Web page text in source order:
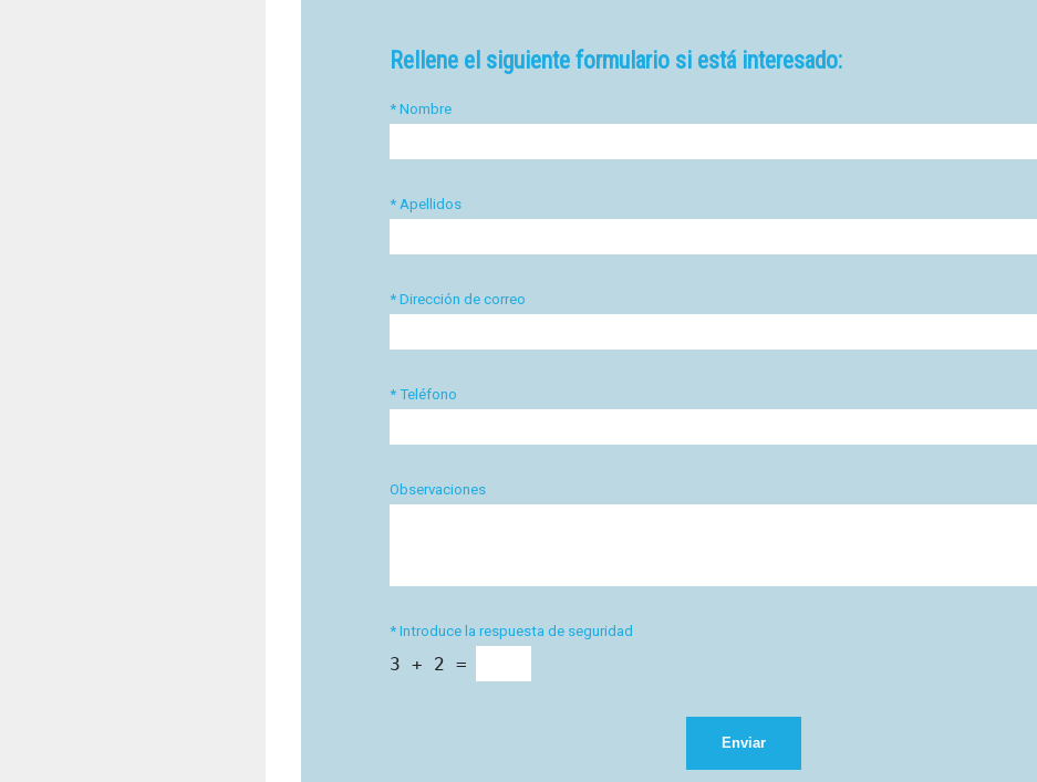
Rellene el siguiente formulario si está interesado:
* Nombre
* Apellidos
* Dirección de correo
* Teléfono
Observaciones
* Introduce la respuesta de seguridad
3 + 2 =
Enviar